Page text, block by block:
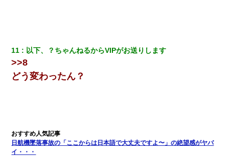
故私が怒鳴られなきゃいけなかったのだ
彼にプロポーズされたんだけど、実は資産家だと知って婚約破棄
した。B子「A男くんと別れたって本当？私が付き合ってもい
ミスした新人(
11 以下、？ちゃんねるからVIPがお送りします
>>8
どう変わったん？
日航機墜落事故の「ここからは日本語で大丈夫ですよ〜」の絶望感がヤバ
イ・・・